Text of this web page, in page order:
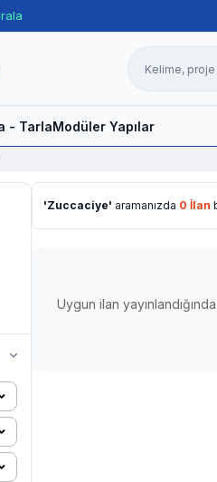
- TarlaModüler Yapılar
'Zuccaciye' aramanızda 0 İlan
Uygun ilan